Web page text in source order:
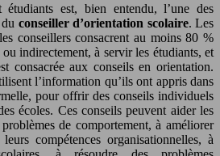
est, bien entendu, l’une des
conseiller d’orientation scolaire. Les
conseillers consacrent au moins 80 %
indirectement, à servir les étudiants, et
consacrée aux conseils en orientation.
l’information qu’ils ont appris dans
pour offrir des conseils individuels
écoles. Ces conseils peuvent aider les
de comportement, à améliorer
compétences organisationnelles, à